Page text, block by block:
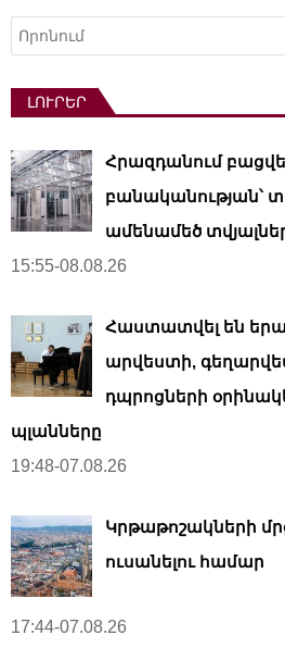
Որոնել
ԼՈՒՐԵՐ
Հրազդանում
բանականության՝
ամենամեծ
15:55-08.08.26
Հաստատվել են
արվեստի,
դպրոցների
պլանները
19:48-07.08.26
Կրթաթոշակների
ուսանելու համար
17:44-07.08.26